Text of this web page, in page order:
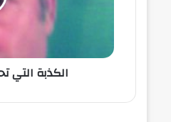
الكذبة التي